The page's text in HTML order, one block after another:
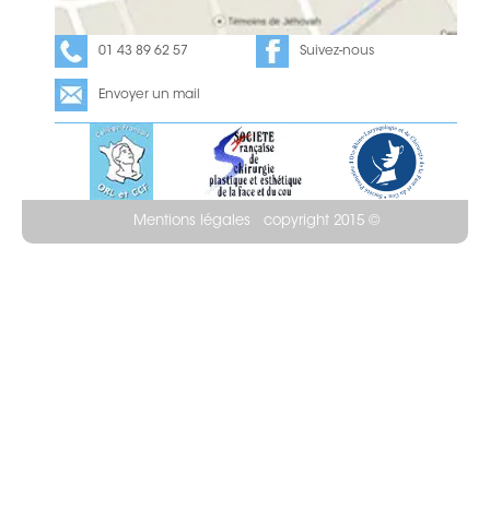
01 43 89 62 57 Suivez-nous
Envoyer un mail
Mentions légales copyright 2015 ©